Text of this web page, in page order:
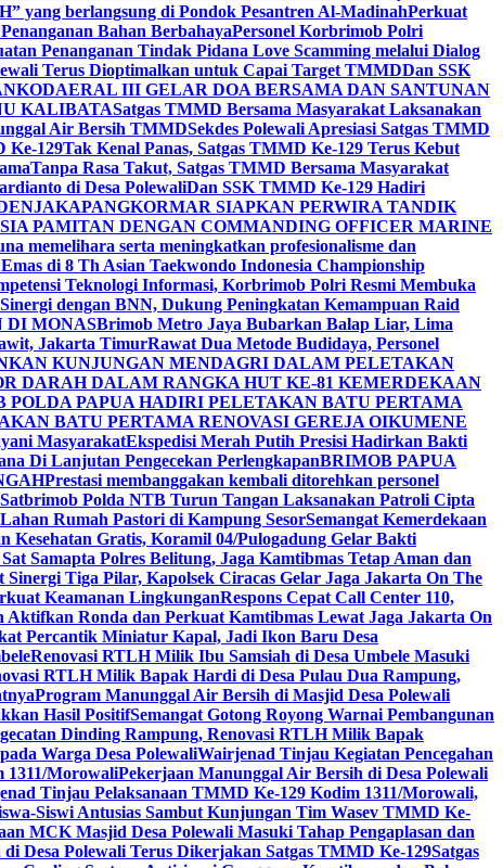
yang berlangsung di Pondok Pesantren Al-MadinahPerkuat
Bahan BerbahayaPersonel Korbrimob Polri
Penanganan Tindak Pidana Love Scamming melalui Dialog
Terus Dioptimalkan untuk Capai Target TMMDDan SSK
III GELAR DOA BERSAMA DAN SANTUNAN
KALIBATASatgas TMMD Bersama Masyarakat Laksanakan
Air Bersih TMMDSekdes Polewali Apresiasi Satgas TMMD
Ke-129Tak Kenal Panas, Satgas TMMD Ke-129 Terus Kebut
Tanpa Rasa Takut, Satgas TMMD Bersama Masyarakat
di Desa PolewaliDan SSK TMMD Ke-129 Hadiri
PANGKORMAR SIAPKAN PERWIRA TANDIK
PAMITAN DENGAN COMMANDING OFFICER MARINE
memelihara serta meningkatkan profesionalisme dan
di 8 Th Asian Taekwondo Indonesia Championship
Teknologi Informasi, Korbrimob Polri Resmi Membuka
dengan BNN, Dukung Peningkatan Kemampuan Raid
DI MONASBrimob Metro Jaya Bubarkan Balap Liar, Lima
Jakarta TimurRawat Dua Metode Budidaya, Personel
KUNJUNGAN MENDAGRI DALAM PELETAKAN
DARAH DALAM RANGKA HUT KE-81 KEMERDEKAAN
POLDA PAPUA HADIRI PELETAKAN BATU PERTAMA
BATU PERTAMA RENOVASI GEREJA OIKUMENE
MasyarakatEkspedisi Merah Putih Presisi Hadirkan Bakti
Di Lanjutan Pengecekan PerlengkapanBRIMOB PAPUA
Prestasi membanggakan kembali ditorehkan personel
Polda NTB Turun Tangan Laksanakan Patroli Cipta
Rumah Pastori di Kampung SesorSemangat Kemerdekaan
Kesehatan Gratis, Koramil 04/Pulogadung Gelar Bakti
Samapta Polres Belitung, Jaga Kamtibmas Tetap Aman dan
Sinergi Tiga Pilar, Kapolsek Ciracas Gelar Jaga Jakarta On The
Keamanan LingkunganRespons Cepat Call Center 110,
Ronda dan Perkuat Kamtibmas Lewat Jaga Jakarta On
Percantik Miniatur Kapal, Jadi Ikon Baru Desa
Renovasi RTLH Milik Ibu Samsiah di Desa Umbele Masuki
RTLH Milik Bapak Hardi di Desa Pulau Dua Rampung,
Program Manunggal Air Bersih di Masjid Desa Polewali
Hasil PositifSemangat Gotong Royong Warnai Pembangunan
Dinding Rampung, Renovasi RTLH Milik Bapak
Warga Desa PolewaliWairjenad Tinjau Kegiatan Pencegahan
1311/MorowaliPekerjaan Manunggal Air Bersih di Desa Polewali
Tinjau Pelaksanaan TMMD Ke-129 Kodim 1311/Morowali,
Siswi Antusias Sambut Kunjungan Tim Wasev TMMD Ke-
MCK Masjid Desa Polewali Masuki Tahap Pengaplasan dan
di Desa Polewali Terus Dikerjakan Satgas TMMD Ke-129Satgas